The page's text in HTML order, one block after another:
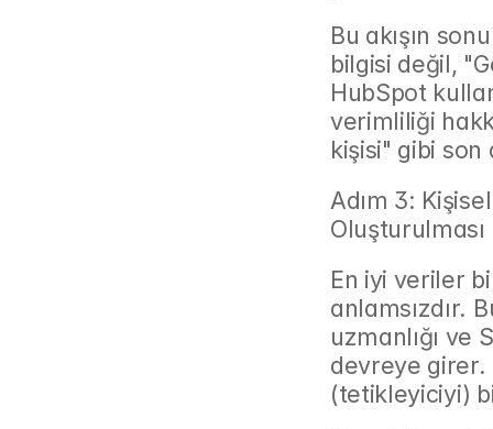
Bu akışın
bilgisi değil,
HubSpot
verimliliği
kişisi" gibi
Adım 3:
En iyi veriler
anlamsızdır.
uzmanlığı ve
devreye girer.
(tetikleyiciyi)